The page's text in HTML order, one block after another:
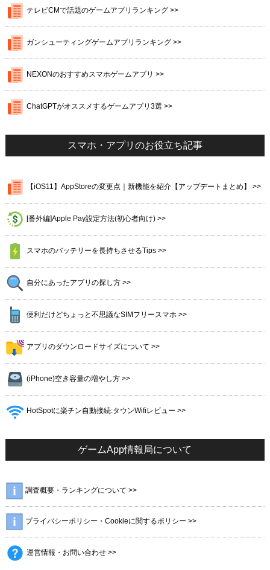
テレビCMで話題のゲームアプリランキング >>
ガンシューティングゲームアプリランキング >>
NEXONのおすすめスマホゲームアプリ >>
ChatGPTがオススメするゲームアプリ3選 >>
スマホ・アプリのお役立ち記事
【iOS11】AppStoreの変更点｜新機能を紹介【アップデートまとめ】 >>
[番外編]Apple Pay設定方法(初心者向け) >>
スマホのバッテリーを長持ちさせるTips >>
自分にあったアプリの探し方 >>
便利だけどちょっと不思議なSIMフリースマホ >>
アプリのダウンロードサイズについて >>
(iPhone)空き容量の増やし方 >>
HotSpotに楽チン自動接続:タウンWifiレビュー >>
ゲームApp情報局について
調査概要・ランキングについて >>
プライバシーポリシー・Cookieに関するポリシー >>
運営情報・お問い合わせ >>